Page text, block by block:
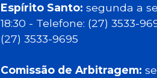
Espírito Santo: segunda a
18:30 - Telefone: (27) 3533-
(27) 3533-9695
Comissão de Arbitragem: